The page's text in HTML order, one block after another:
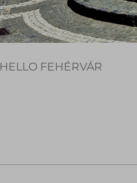
HELLO FEHÉRVÁR